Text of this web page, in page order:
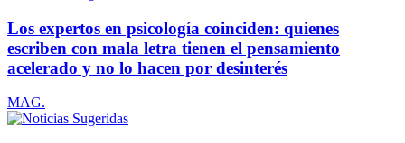
Los expertos en psicología coinciden: quienes
escriben con mala letra tienen el pensamiento
acelerado y no lo hacen por desinterés
MAG.